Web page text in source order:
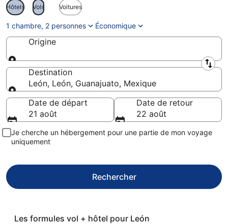
Hôtels Vols Voitures
1 chambre, 2 personnes Économique
Origine
Origine
Destination
León, León, Guanajuato, Mexique
Destination
Date de départ
21 août
Date de retour
22 août
Je cherche un hébergement pour une partie de mon voyage
uniquement
Rechercher
Les formules vol + hôtel pour León